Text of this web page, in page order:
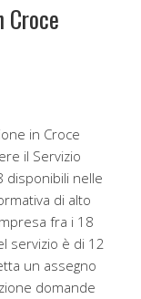
Croce
in Croce
il Servizio
disponibili nelle
di alto
fra i 18
servizio è di 12
un assegno
domande